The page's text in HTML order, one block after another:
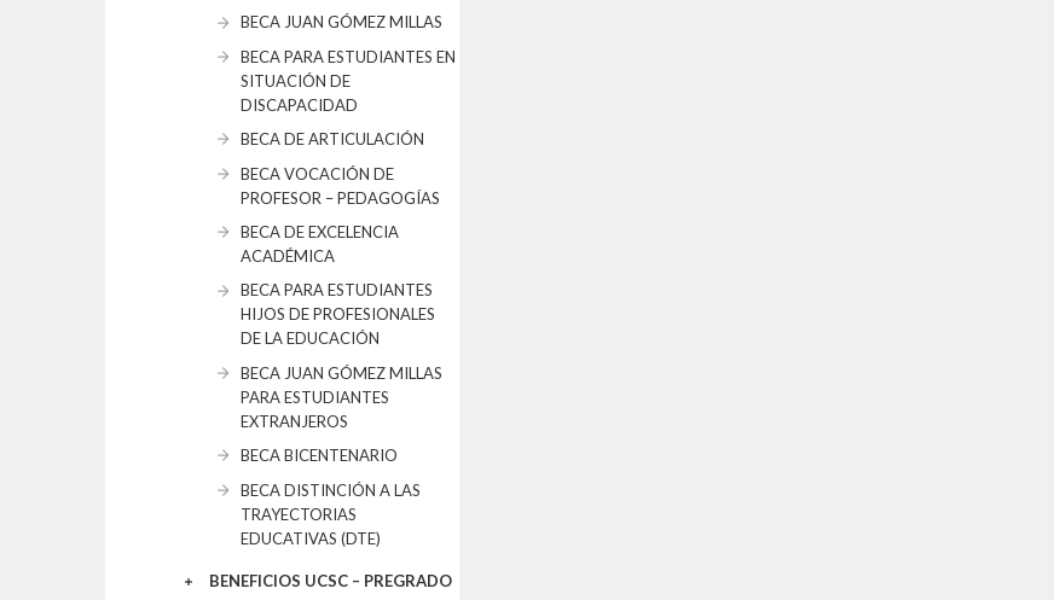
BECA JUAN GÓMEZ MILLAS
BECA PARA ESTUDIANTES EN
SITUACIÓN DE
DISCAPACIDAD
BECA DE ARTICULACIÓN
BECA VOCACIÓN DE
PROFESOR – PEDAGOGÍAS
BECA DE EXCELENCIA
ACADÉMICA
BECA PARA ESTUDIANTES
HIJOS DE PROFESIONALES
DE LA EDUCACIÓN
BECA JUAN GÓMEZ MILLAS
PARA ESTUDIANTES
EXTRANJEROS
BECA BICENTENARIO
BECA DISTINCIÓN A LAS
TRAYECTORIAS
EDUCATIVAS (DTE)
BENEFICIOS UCSC – PREGRADO